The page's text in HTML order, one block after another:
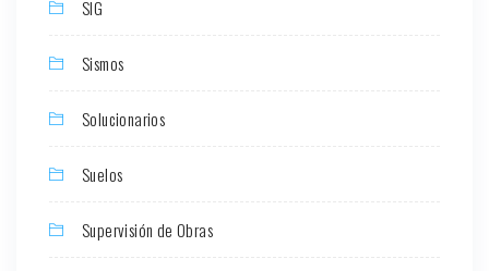
SIG
Sismos
Solucionarios
Suelos
Supervisión de Obras